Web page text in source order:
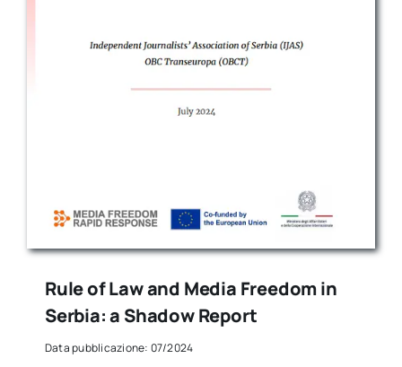
Rule of Law and Media Freedom in
Serbia: a Shadow Report
Data pubblicazione: 07/2024